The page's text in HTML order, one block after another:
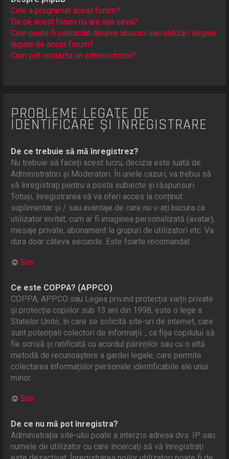
Cine a programat acest forum?
De ce acest forum nu are așa ceva?
Cine poate fi contactat despre abuzuri sau utilizări ilegale
legate de acest forum?
Cum pot contacta un administrator?
PROBLEME LEGATE DE
IDENTIFICARE ȘI ÎNREGISTRARE
De ce trebuie să mă înregistrez?
Nu trebuie să faceți acest lucru, decizia este luată de
Administratori și Moderatori. În unele cazuri, va trebui să
vă înregistrați pentru a posta subiecte și răspunsuri.
Totuși, înregistrarea vă va oferi acces la conținut
suplimentar și / sau avantaje de care nu v-ați bucura ca
utilizator invitat, cum ar fi imaginea personalizată (avatar),
mesaje private, abonament la grupuri de utilizatori etc. Va
dura doar câteva secunde. Este foarte recomandat.
Sus
Ce este COPPA? (APPCO)
COPPA, APPCO sau Legea privind protecția vieții private
și protecția copiilor sub 13 ani din 1998, este o lege a
Statelor Unite, în care se solicită site-uri de internet, care
sunt potențiali colectori de informații. , ca fișa copilului să
fie scrisă și ratificată cu acordul părinților sau cu o altă
metodă de recunoaștere a gardei legale, care permite
colectarea informațiilor personale identificabile ale unui
minor.
Sus
De ce nu mă pot înregistra?
Administrația site-ului poate a interzis adresa dvs. IP sau
numele de utilizator cu care încercați să vă înregistrați